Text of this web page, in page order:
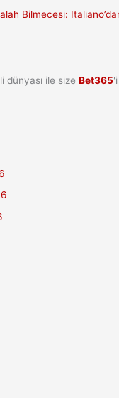
Bilmecesi:
dünyası ile sizeBet365